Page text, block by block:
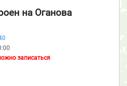
на Оганова
записаться